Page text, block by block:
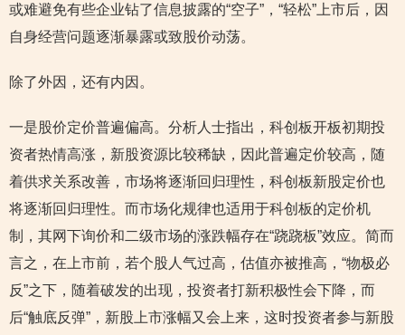
或难避免有些企业钻了信息披露的“空子”，“轻松”上市后，因
自身经营问题逐渐暴露或致股价动荡。
除了外因，还有内因。
一是股价定价普遍偏高。分析人士指出，科创板开板初期投
资者热情高涨，新股资源比较稀缺，因此普遍定价较高，随
着供求关系改善，市场将逐渐回归理性，科创板新股定价也
将逐渐回归理性。而市场化规律也适用于科创板的定价机
制，其网下询价和二级市场的涨跌幅存在“跷跷板”效应。简而
言之，在上市前，若个股人气过高，估值亦被推高，“物极必
反”之下，随着破发的出现，投资者打新积极性会下降，而
后“触底反弹”，新股上市涨幅又会上来，这时投资者参与新股